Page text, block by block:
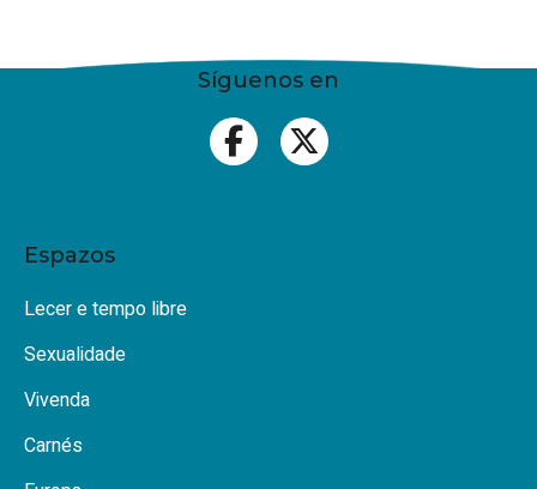
Síguenos en
Espazos
Lecer e tempo libre
Sexualidade
Vivenda
Carnés